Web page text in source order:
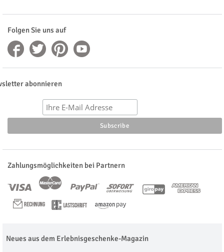
Folgen Sie uns auf
abonnieren
Zahlungsmöglichkeiten bei Partnern
Neues aus dem Erlebnisgeschenke-Magazin